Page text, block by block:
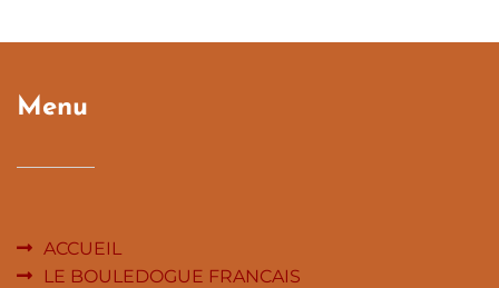
Menu
ACCUEIL
LE BOULEDOGUE FRANCAIS